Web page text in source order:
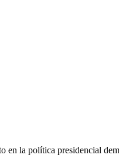
en la política presidencial